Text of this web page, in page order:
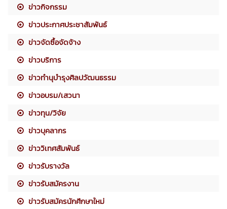
ข่าวกิจกรรม
ข่าวประกาศประชาสัมพันธ์
ข่าวจัดซื้อจัดจ้าง
ข่าวบริการ
ข่าวทำนุบำรุงศิลปวัฒนธรรม
ข่าวอบรม/เสวนา
ข่าวทุน/วิจัย
ข่าวบุคลากร
ข่าววิเทศสัมพันธ์
ข่าวรับรางวัล
ข่าวรับสมัครงาน
ข่าวรับสมัครนักศึกษาใหม่